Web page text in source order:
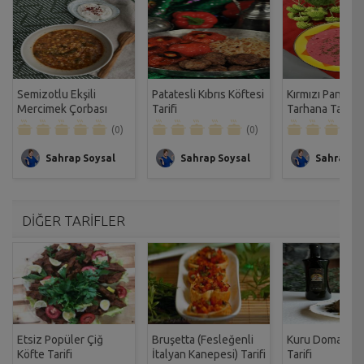
Semizotlu Ekşili
Mercimek Çorbası
Tarifi
(0)
Sahrap Soysal
Patatesli Kıbrıs Köftesi
Tarifi
(0)
Sahrap Soysal
Kırmızı
Tarhana Tarifi
Sahrap
DİĞER TARİFLER
Etsiz Popüler Çiğ
Köfte Tarifi
Bruşetta (Fesleğenli
İtalyan Kanepesi) Tarifi
Kuru Domatesli
Tarifi